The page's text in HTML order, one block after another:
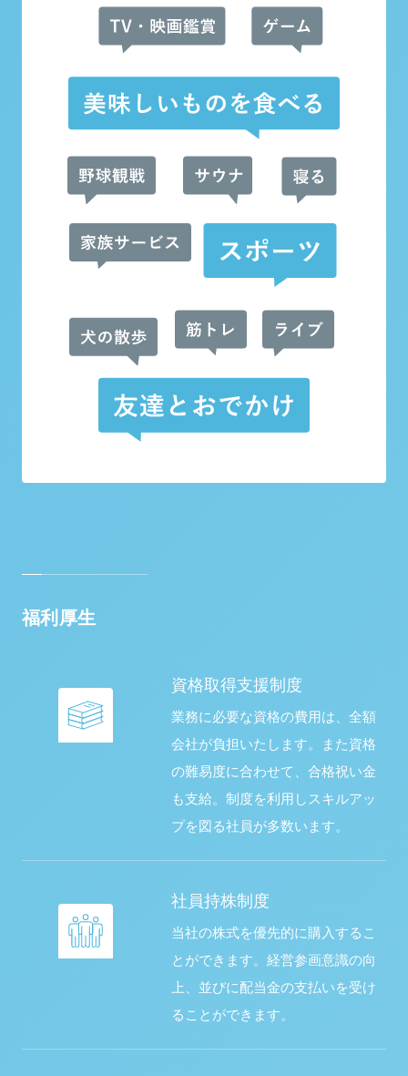
福利厚生
資格取得支援制度
業務に必要な資格の費用は、全額
会社が負担いたします。また資格
の難易度に合わせて、合格祝い金
も支給。制度を利用しスキルアッ
プを図る社員が多数います。
社員持株制度
当社の株式を優先的に購入するこ
とができます。経営参画意識の向
上、並びに配当金の支払いを受け
ることができます。